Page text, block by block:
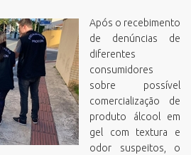
Após o recebimento
de denúncias de
diferentes
consumidores
sobre possível
comercialização de
produto álcool em
gel com textura e
odor suspeitos, o